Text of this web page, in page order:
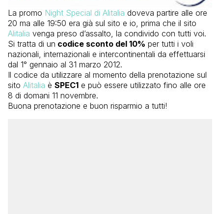
La promo Night Special di Alitalia doveva partire alle ore
20 ma alle 19:50 era già sul sito e io, prima che il sito
Alitalia venga preso d’assalto, la condivido con tutti voi.
Si tratta di un codice sconto del 10% per tutti i voli
nazionali, internazionali e intercontinentali da effettuarsi
dal 1° gennaio al 31 marzo 2012.
Il codice da utilizzare al momento della prenotazione sul
sito Alitalia è SPEC1 e può essere utilizzato fino alle ore
8 di domani 11 novembre.
Buona prenotazione e buon risparmio a tutti!